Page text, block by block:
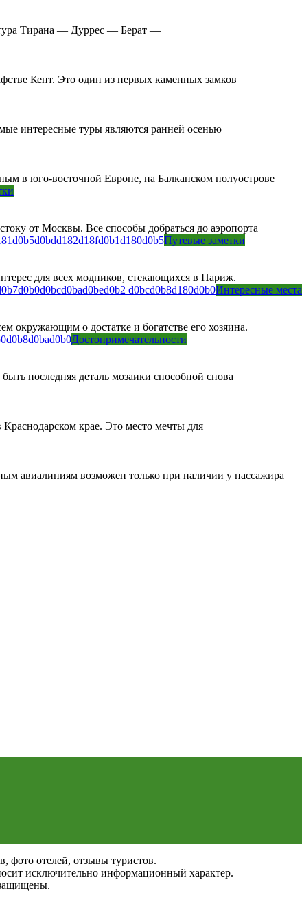
Тирана — Дуррес — Берат —
Кент. Это один из первых каменных замков
интересные туры являются ранней осенью
в юго-восточной Европе, на Балканском полуострове
от Москвы. Все способы добраться до аэропорта
Путевые заметки
для всех модников, стекающихся в Париж.
Интересные места
окружающим о достатке и богатстве его хозяина.
Достопримечательности
последняя деталь мозаики способной снова
крае. Это место мечты для
авиалиниям возможен только при наличии у пассажира
фото отелей, отзывы туристов.
исключительно информационный характер.